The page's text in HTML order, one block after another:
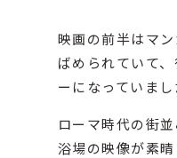
映画の前半はマ
ばめられていて
ーになっていまし
ローマ時代の街
浴場の映像が素晴